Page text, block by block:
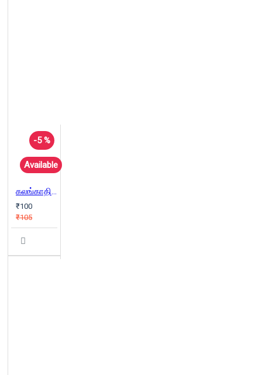
-5 %
Available
கலங்காதிரு பெண்ணே! - பெண்களுக்கான பிரச்சனைகளும் தீர்வுகளும்
₹100
₹105